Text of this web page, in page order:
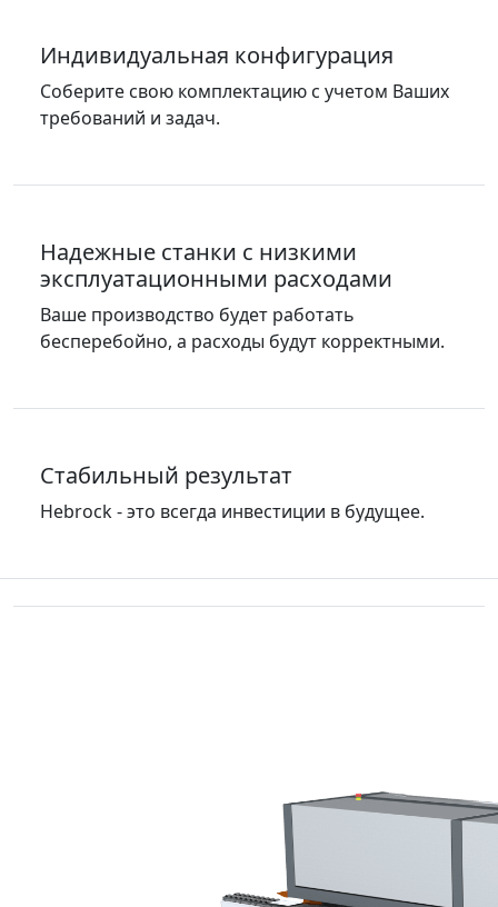
Индивидуальная конфигурация
Соберите свою комплектацию с учетом Ваших
требований и задач.
Надежные станки с низкими
эксплуатационными расходами
Ваше производство будет работать
бесперебойно, а расходы будут корректными.
Стабильный результат
Hebrock - это всегда инвестиции в будущее.